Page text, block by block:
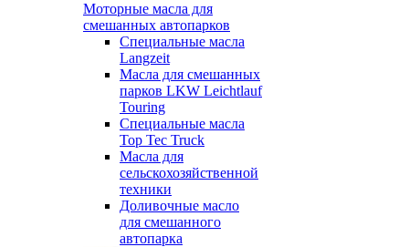
Моторные масла для
смешанных автопарков
Специальные масла
Langzeit
Масла для смешанных
парков LKW Leichtlauf
Touring
Специальные масла
Top Tec Truck
Масла для
сельскохозяйственной
техники
Доливочные масло
для смешанного
автопарка